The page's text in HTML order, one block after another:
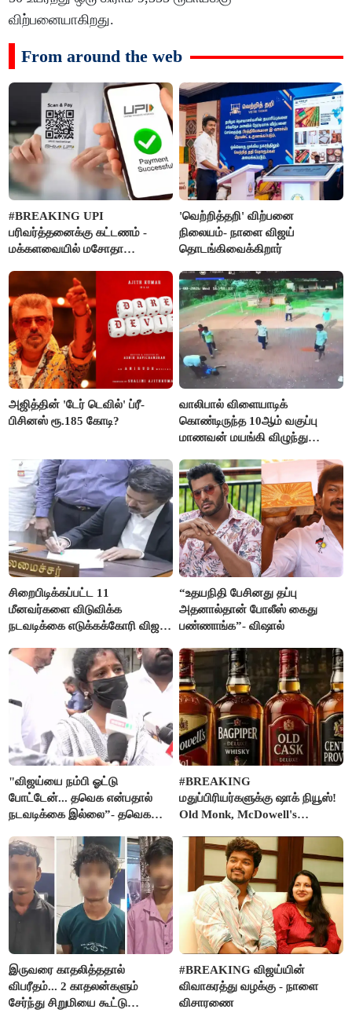
விற்பனையாகிறது.
From around the web
#BREAKING UPI
பரிவர்த்தனைக்கு கட்டணம் -
மக்களவையில் மசோதா
'வெற்றித்தறி' விற்பனை
நிலையம்- நாளை விஜய்
தொடங்கிவைக்கிறார்
அஜித்தின் 'டேர் டெவில்' ப்ரீ-
பிசினஸ் ரூ.185 கோடி?
வாலிபால் விளையாடிக்
கொண்டிருந்த 10ஆம் வகுப்பு
மாணவன் மயங்கி விழுந்து
சிறைபிடிக்கப்பட்ட 11
மீனவர்களை விடுவிக்க
நடவடிக்கை எடுக்கக்கோரி விஜய்
“உதயநிதி பேசினது தப்பு
அதனால்தான் போலீஸ் கைது
பண்ணாங்க”- விஷால்
"விஜய்யை நம்பி ஓட்டு
போட்டேன்... தவெக என்பதால்
நடவடிக்கை இல்லை”- தவெக
கதறல்
#BREAKING
மதுப்பிரியர்களுக்கு ஷாக் நியூஸ்!
Old Monk, McDowell's
FSSAI தடை
இருவரை காதலித்ததால்
விபரீதம்... 2 காதலன்களும்
சேர்ந்து சிறுமியை கூட்டு
#BREAKING விஜய்யின்
விவாகரத்து வழக்கு - நாளை
விசாரணை